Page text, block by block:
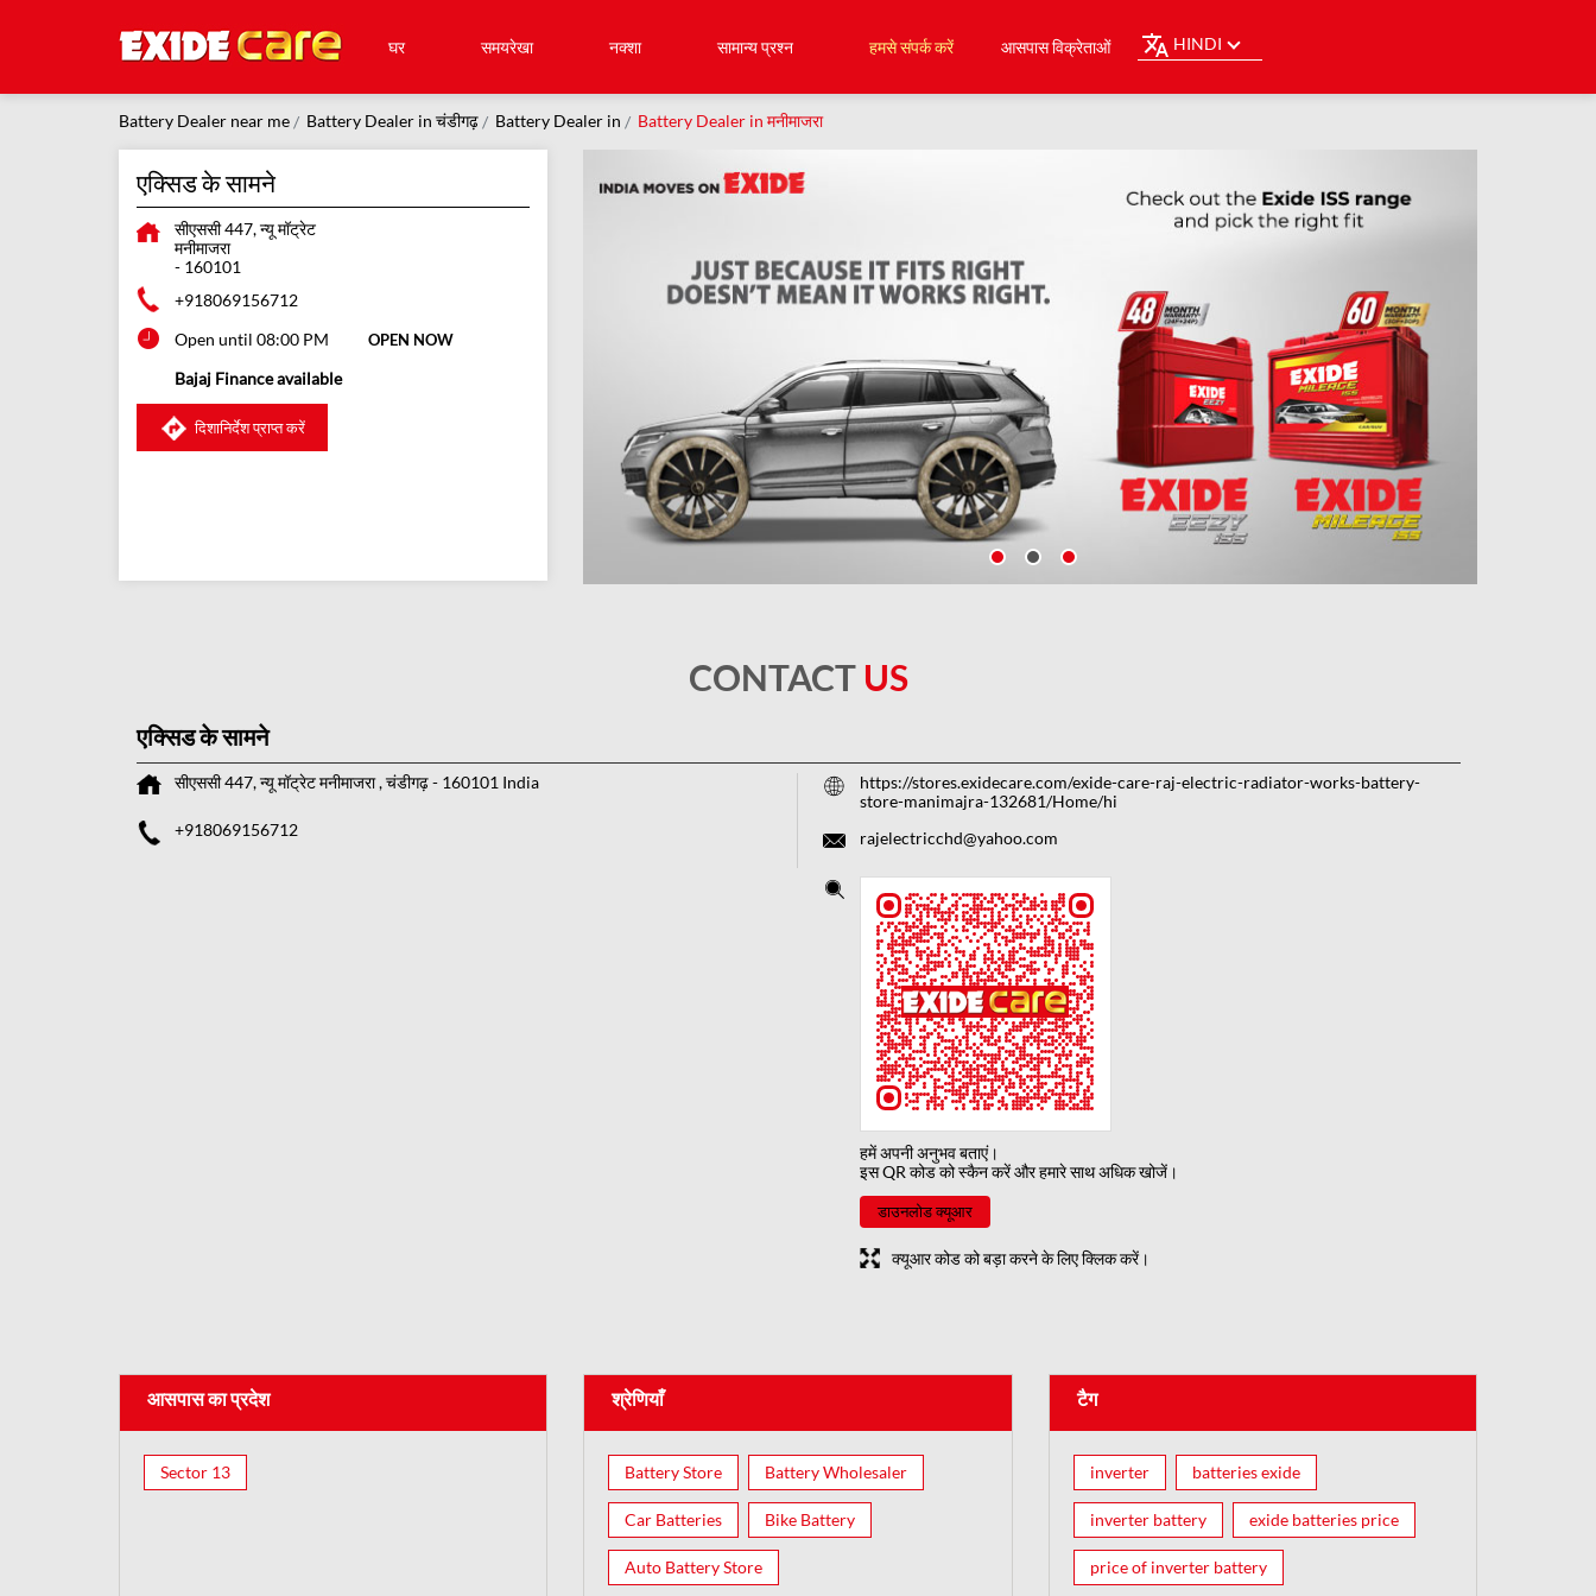
घर समयरेखा नक्शा सामान्य प्रश्न हमसे संपर्क करें आसपास विक्रेताओं HINDI
Battery Dealer near me Battery Dealer in चंडीगढ़ Battery Dealer in Battery Dealer in मनीमाजरा
एक्सिड के सामने
सीएससी 447, न्यू मॉट्रेट
मनीमाजरा
- 160101
+918069156712
Open until 08:00 PM
OPEN NOW
Bajaj Finance available
दिशानिर्देश प्राप्त करें
CONTACT US
एक्सिड के सामने
सीएससी 447, न्यू मॉट्रेट मनीमाजरा , चंडीगढ़- 160101 India
+918069156712
https://stores.exidecare.com/exide-care-raj-electric-radiator-works-battery-
store-manimajra-132681/Home/hi
rajelectricchd@yahoo.com
हमें अपनी अनुभव बताएं।
इस QR कोड को स्कैन करें और हमारे साथ अधिक खोजें।
डाउनलोड क्यूआर
क्यूआर कोड को बड़ा करने के लिए क्लिक करें।
आसपास का प्रदेश
Sector 13
श्रेणियाँ
Battery Store Battery Wholesaler
Car Batteries Bike Battery
Auto Battery Store
टैग
inverter batteries exide
inverter battery exide batteries price
price of inverter battery